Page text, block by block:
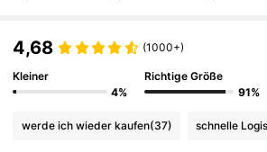
4,79 800K Follower
4,68 (1000+)
Kleiner
4%
Richtige Größe
91%
werde ich wieder kaufen(37) schnelle